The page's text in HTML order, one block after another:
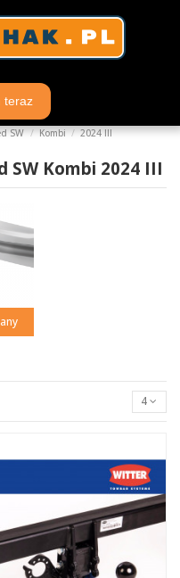
teraz
SW Kombi 2024 III
SW Kombi 2024 III
4